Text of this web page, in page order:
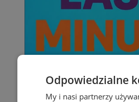
Odpowiedzialne
My i nasi partnerzy